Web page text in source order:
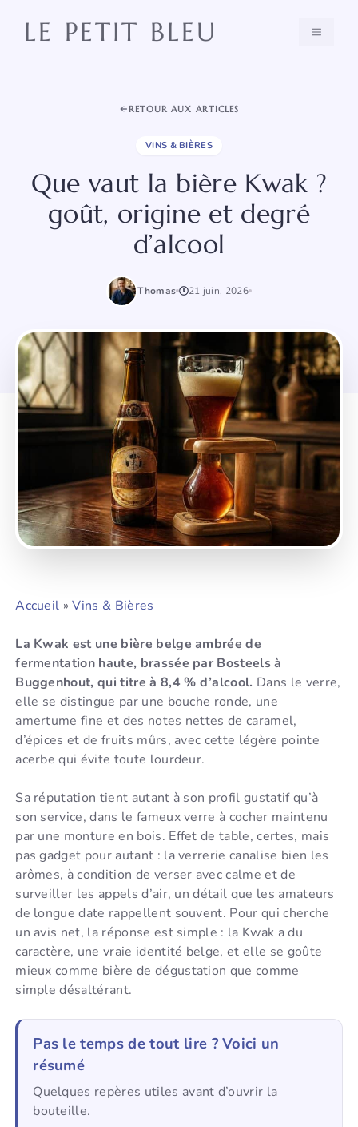
LE PETIT BLEU MENU
RETOUR AUX ARTICLES
VINS & BIÈRES
Que vaut la bière Kwak ?
goût, origine et degré
d’alcool
Thomas 21 juin, 2026
Accueil »Vins & Bières
La Kwak est une bière belge ambrée de
fermentation haute, brassée par Bosteels à
Buggenhout, qui titre à 8,4 % d’alcool. Dans le verre,
elle se distingue par une bouche ronde, une
amertume fine et des notes nettes de caramel,
d’épices et de fruits mûrs, avec cette légère pointe
acerbe qui évite toute lourdeur.
Sa réputation tient autant à son profil gustatif qu’à
son service, dans le fameux verre à cocher maintenu
par une monture en bois. Effet de table, certes, mais
pas gadget pour autant : la verrerie canalise bien les
arômes, à condition de verser avec calme et de
surveiller les appels d’air, un détail que les amateurs
de longue date rappellent souvent. Pour qui cherche
un avis net, la réponse est simple : la Kwak a du
caractère, une vraie identité belge, et elle se goûte
mieux comme bière de dégustation que comme
simple désaltérant.
Pas le temps de tout lire ? Voici un
résumé
Quelques repères utiles avant d’ouvrir la
bouteille.